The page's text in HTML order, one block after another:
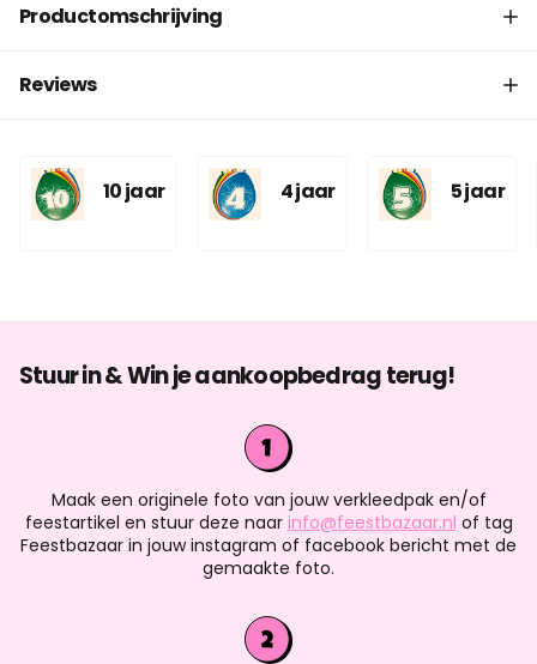
Productomschrijving
Reviews
10 jaar 4 jaar 5 jaar
Stuur in & Win je aankoopbedrag terug!
Maak een originele foto van jouw verkleedpak en/of
feestartikel en stuur deze naar info@feestbazaar.nl of tag
Feestbazaar in jouw instagram of facebook bericht met de
gemaakte foto.